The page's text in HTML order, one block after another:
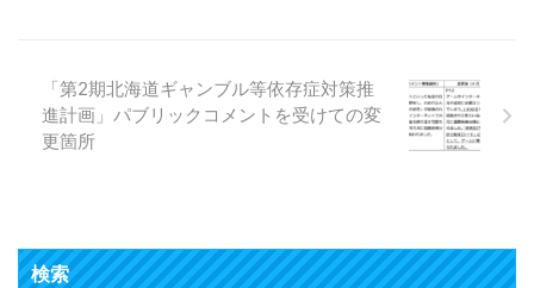
「第2期北海道ギャンブル等依存症対策推
進計画」パブリックコメントを受けての変
更箇所
検索